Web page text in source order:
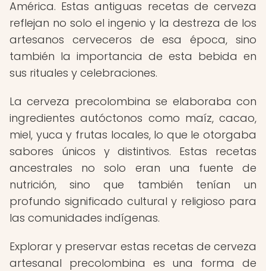
América. Estas antiguas recetas de cerveza
reflejan no solo el ingenio y la destreza de los
artesanos cerveceros de esa época, sino
también la importancia de esta bebida en
sus rituales y celebraciones.
La cerveza precolombina se elaboraba con
ingredientes autóctonos como maíz, cacao,
miel, yuca y frutas locales, lo que le otorgaba
sabores únicos y distintivos. Estas recetas
ancestrales no solo eran una fuente de
nutrición, sino que también tenían un
profundo significado cultural y religioso para
las comunidades indígenas.
Explorar y preservar estas recetas de cerveza
artesanal precolombina es una forma de